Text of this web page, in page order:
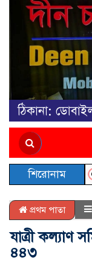
শিরোনাম
প্রথম পাতা
যাত্রী কল্যাণ
৪৪৩